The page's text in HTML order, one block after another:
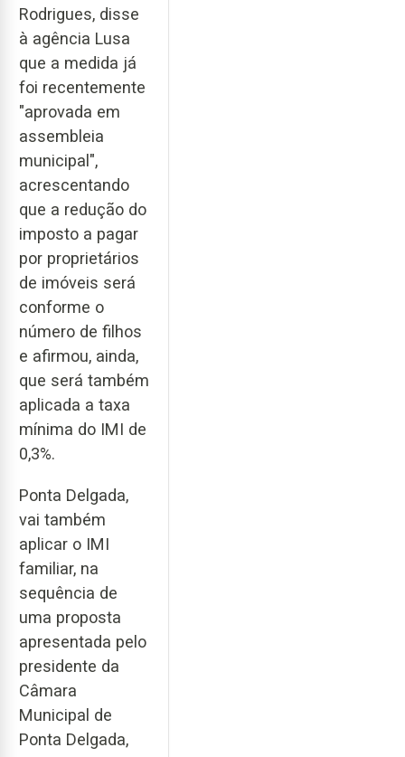
Rodrigues, disse
à agência Lusa
que a medida já
foi recentemente
"aprovada em
assembleia
municipal",
acrescentando
que a redução do
imposto a pagar
por proprietários
de imóveis será
conforme o
número de filhos
e afirmou, ainda,
que será também
aplicada a taxa
mínima do IMI de
0,3%.
Ponta Delgada,
vai também
aplicar o IMI
familiar, na
sequência de
uma proposta
apresentada pelo
presidente da
Câmara
Municipal de
Ponta Delgada,